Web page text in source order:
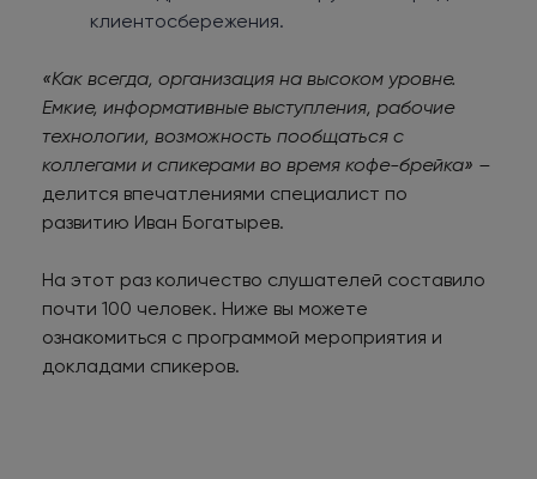
клиентосбережения.
«Как всегда, организация на высоком уровне.
Емкие, информативные выступления, рабочие
технологии, возможность пообщаться с
коллегами и спикерами во время кофе-брейка» –
делится впечатлениями специалист по
развитию Иван Богатырев.
На этот раз количество слушателей составило
почти 100 человек. Ниже вы можете
ознакомиться с программой мероприятия и
докладами спикеров.